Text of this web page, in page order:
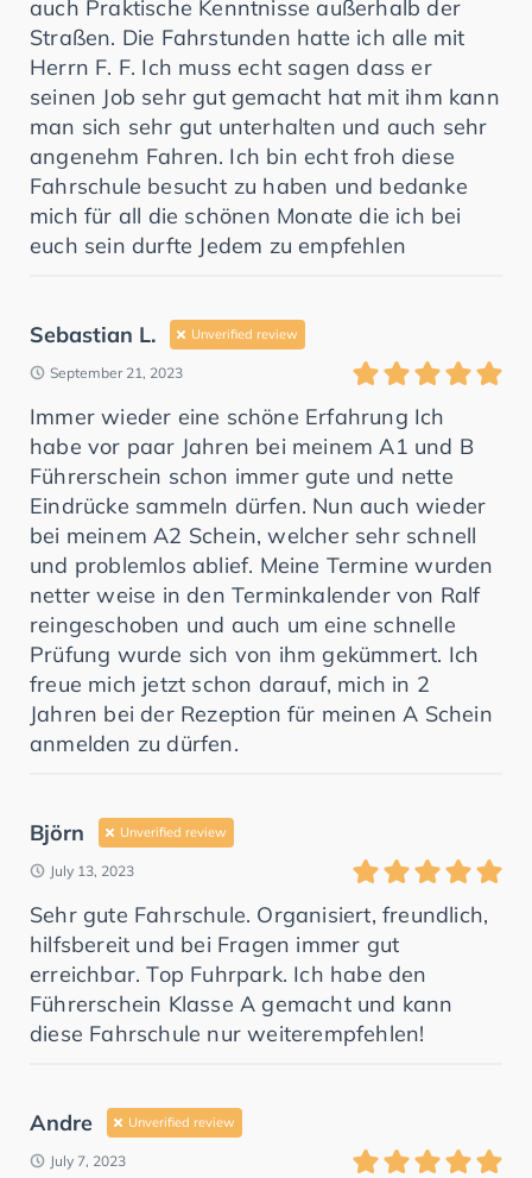
auch Praktische Kenntnisse außerhalb der
Straßen. Die Fahrstunden hatte ich alle mit
Herrn F. F. Ich muss echt sagen dass er
seinen Job sehr gut gemacht hat mit ihm kann
man sich sehr gut unterhalten und auch sehr
angenehm Fahren. Ich bin echt froh diese
Fahrschule besucht zu haben und bedanke
mich für all die schönen Monate die ich bei
euch sein durfte Jedem zu empfehlen
Sebastian L. Unverified review
September 21, 2023
Immer wieder eine schöne Erfahrung Ich
habe vor paar Jahren bei meinem A1 und B
Führerschein schon immer gute und nette
Eindrücke sammeln dürfen. Nun auch wieder
bei meinem A2 Schein, welcher sehr schnell
und problemlos ablief. Meine Termine wurden
netter weise in den Terminkalender von Ralf
reingeschoben und auch um eine schnelle
Prüfung wurde sich von ihm gekümmert. Ich
freue mich jetzt schon darauf, mich in 2
Jahren bei der Rezeption für meinen A Schein
anmelden zu dürfen.
Björn Unverified review
July 13, 2023
Sehr gute Fahrschule. Organisiert, freundlich,
hilfsbereit und bei Fragen immer gut
erreichbar. Top Fuhrpark. Ich habe den
Führerschein Klasse A gemacht und kann
diese Fahrschule nur weiterempfehlen!
Andre Unverified review
July 7, 2023